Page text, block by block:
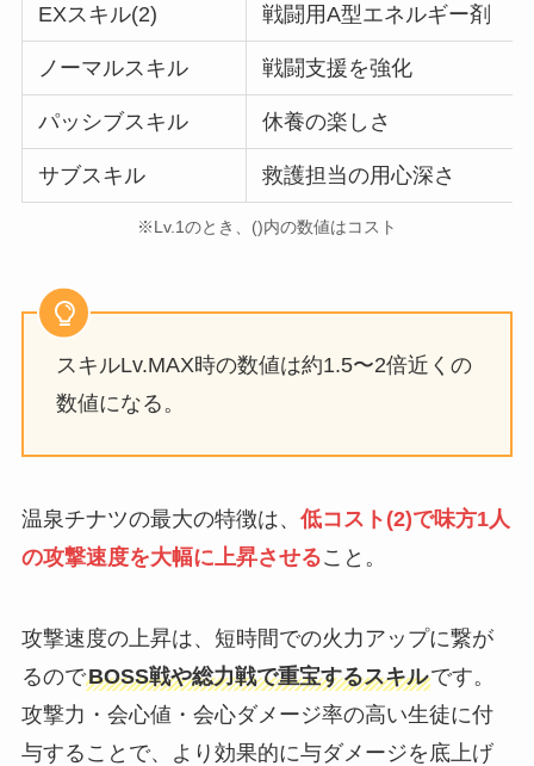
EXスキル(2) 戦闘用A型エネルギー剤
ノーマルスキル 戦闘支援を強化
パッシブスキル 休養の楽しさ
サブスキル 救護担当の用心深さ
※Lv.1のとき、()内の数値はコスト
スキルLv.MAX時の数値は約1.5〜2倍近くの
数値になる。
温泉チナツの最大の特徴は、 低コスト(2)で味方1人
の攻撃速度を大幅に上昇させること。
攻撃速度の上昇は、短時間での火力アップに繋が
るのでBOSS戦や総力戦で重宝するスキルです。
攻撃力・会心値・会心ダメージ率の高い生徒に付
与することで、より効果的に与ダメージを底上げ